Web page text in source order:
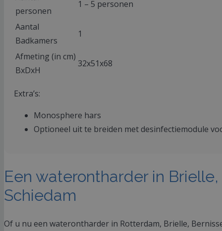
personen
1 – 5 personen
Aantal
Badkamers
1
Afmeting (in cm)
BxDxH
32x51x68
Extra’s:
Monosphere hars
Optioneel uit te breiden met desinfectiemodule
Een waterontharder in
Schiedam
Of u nu een waterontharder in Rotterdam, Brielle,